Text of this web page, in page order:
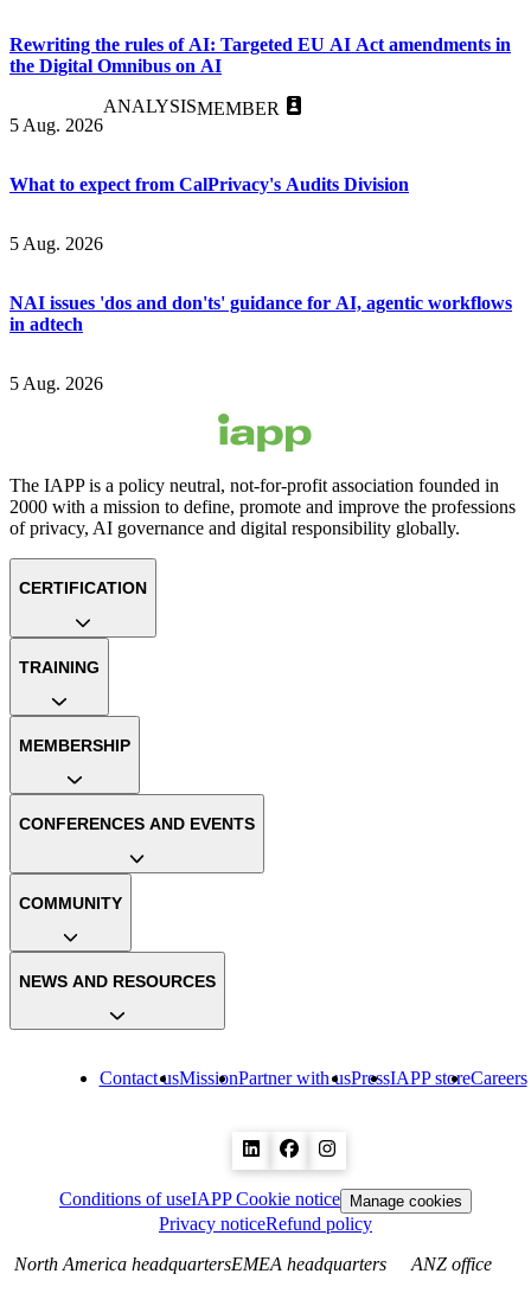
Rewriting the rules of AI: Targeted EU AI Act amendments in
the Digital Omnibus on AI
5 Aug. 2026
ANALYSISMEMBER
What to expect from CalPrivacy's Audits Division
5 Aug. 2026
NAI issues 'dos and don'ts' guidance for AI, agentic workflows
in adtech
5 Aug. 2026
The IAPP is a policy neutral, not-for-profit association founded in
2000 with a mission to define, promote and improve the professions
of privacy, AI governance and digital responsibility globally.
Contact usMissionPartner with usPressIAPP storeCareers
CERTIFICATION
TRAINING
MEMBERSHIP
CONFERENCES AND EVENTS
COMMUNITY
NEWS AND RESOURCES
Conditions of useIAPP Cookie notice Manage cookies
Privacy noticeRefund policy
North America headquartersEMEA headquarters
ANZ office